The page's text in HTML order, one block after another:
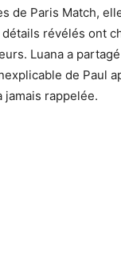
de Paris Match,
révélés ont
Luana a
de Paul
jamais rappelée.